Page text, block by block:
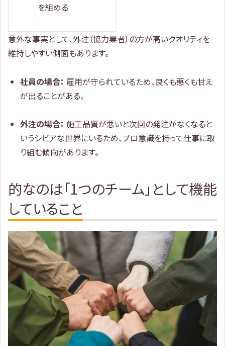
を組める
意外な事実として、外注（協力業者）の方が高いクオリティを
維持しやすい側面もあります。
社員の場合： 雇用が守られているため、良くも悪くも甘え
が出ることがある。
外注の場合： 施工品質が悪いと次回の発注がなくなると
いうシビアな世界にいるため、プロ意識を持って仕事に取
り組む傾向があります。
的なのは「1つのチーム」として機能
していること